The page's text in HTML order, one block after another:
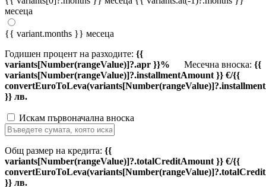
месеца
{{ variant.months }} месеца
Годишен процент на разходите: {{
variants[Number(rangeValue)]?.apr }}%
Месечна вноска: {{
variants[Number(rangeValue)]?.installmentAmount }} €/{{
}} лв.
Искам първоначална вноска
Общ размер на кредита: {{
variants[Number(rangeValue)]?.totalCreditAmount }} €/{{
}} лв.